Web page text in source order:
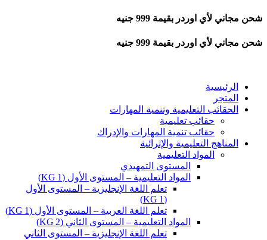
شحن مجاني لأي اوردر بقيمة 999 جنيه
شحن مجاني لأي اوردر بقيمة 999 جنيه
الرئيسية
المتجر
الحقائب التعليمية وتنمية المهارات
حقائب تعليمية
حقائب تنمية المهارات والإدراك
المناهج التعليمية والإثرائية
المواد التعليمية
المستوى التمهيدي
المواد التعليمية – المستوى الأول (KG 1)
تعلم اللغة الإنجليزية – المستوى الأول
(KG 1)
تعلم اللغة العربية – المستوى الأول (KG 1)
المواد التعليمية – المستوى الثاني (KG 2)
تعلم اللغة الإنجليزية – المستوى الثاني